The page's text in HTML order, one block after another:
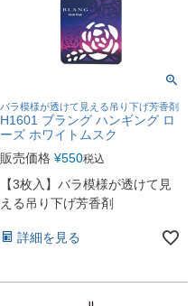
バラ模様が透けて見える吊り下げ芳香剤
H1601 ブラング ハンギング ロ
ーズ ホワイトムスク
販売価格 ¥550税込
【3枚入】バラ模様が透けて見
える吊り下げ芳香剤
詳細を見る